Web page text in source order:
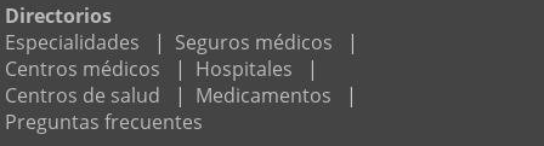
Directorios
Especialidades
| Seguros médicos
|
Centros médicos
| Hospitales
|
Centros de salud
| Medicamentos
|
Preguntas frecuentes